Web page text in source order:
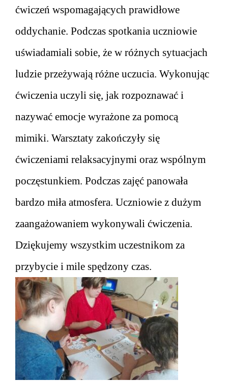
ćwiczeń wspomagających prawidłowe
oddychanie. Podczas spotkania uczniowie
uświadamiali sobie, że w różnych sytuacjach
ludzie przeżywają różne uczucia. Wykonując
ćwiczenia uczyli się, jak rozpoznawać i
nazywać emocje wyrażone za pomocą
mimiki. Warsztaty zakończyły się
ćwiczeniami relaksacyjnymi oraz wspólnym
poczęstunkiem. Podczas zajęć panowała
bardzo miła atmosfera. Uczniowie z dużym
zaangażowaniem wykonywali ćwiczenia.
Dziękujemy wszystkim uczestnikom za
przybycie i mile spędzony czas.